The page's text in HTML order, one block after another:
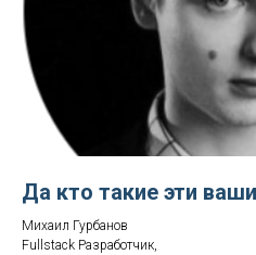
Да кто такие эти
Михаил Гурбанов
Fullstack Разработчик,